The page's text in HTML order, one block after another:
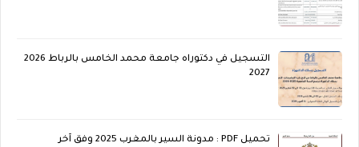
التسجيل في دكتوراه جامعة محمد الخامس بالرباط 2026
2027
تحميل PDF : مدونة السير بالمغرب 2025 وفق آخر